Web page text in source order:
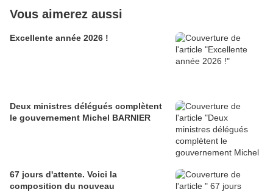
Vous aimerez aussi
Excellente année 2026 !
Deux ministres délégués complètent
le gouvernement Michel BARNIER
67 jours d'attente. Voici la
composition du nouveau